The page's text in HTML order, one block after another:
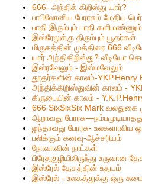
666- அந்திக் கிறிஸ்து யார்?
பாபிலோனிய பேரரசும் மேதிய
பாதி இரும்பும் பாதி களிமண்ணும்
இஸ்ரேலுக்கு திரும்பும் யூதர்கள்
மிருகத்தின் முத்திரை 666
யார் அந்திகிறிஸ்து? வீடியோ
இஸ்ரவேலும் - இஸ்மவேலும்
தூதர்களின் காலம்-YKP.Henry
அந்திக்கிறிஸ்துவின் காலம் -
கிருபையின் காலம் -
666 SixSixSix Mark வலதுகை
ஆறாவது
ஐந்தாவது பேரரசு-
பலிக்கும் கனவு-ஆச்சரியம்
நோவாவின் நாட்கள்
பிரேதகுழியிலிருந்து உருவான
இஸ்ரேல் தேசத்தின் உதயம்
இஸ்ரேல் - உலகத்துக்கு ஒரு